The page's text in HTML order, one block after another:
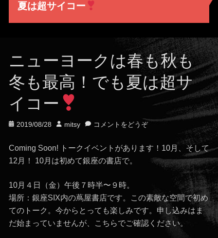
夏は超サイコー
ニューヨークは春も秋も
冬も最高！でも夏は超サ
イコー
投
日
2019/08/28
投
者
mitsy コメントをどうぞ
Coming Soon! トークイベントがあります！10月、そして
12月！ 10月は初めて銀座の書店で。
10月４日（金）午後７時半〜９時。
場所：銀座SIX内の蔦屋書店です。この素敵な空間で初め
てのトーク。今からとっても楽しみです。申し込みはま
だ始まっていませんが、こちらでご確認ください。